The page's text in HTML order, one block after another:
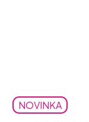
NOVINKA